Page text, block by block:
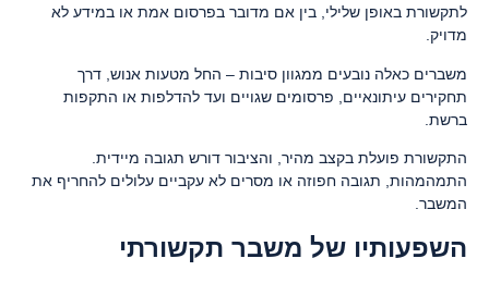
לתקשורת באופן שלילי, בין אם מדובר בפרסום אמת או במידע לא
מדויק.
משברים כאלה נובעים ממגוון סיבות – החל מטעות אנוש, דרך
תחקירים עיתונאיים, פרסומים שגויים ועד להדלפות או התקפות
ברשת.
התקשורת פועלת בקצב מהיר, והציבור דורש תגובה מיידית.
התמהמהות, תגובה חפוזה או מסרים לא עקביים עלולים להחריף את
המשבר.
השפעותיו של משבר תקשורתי